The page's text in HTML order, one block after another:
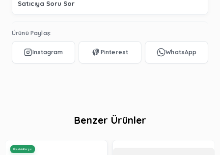
Satıcıya Soru Sor
Ürünü Paylaş:
Benzer Ürünler
Ücretsiz Kargo